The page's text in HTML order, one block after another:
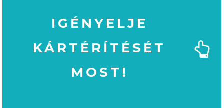
IGÉNYELJE
KÁRTÉRÍTÉSÉT
MOST!